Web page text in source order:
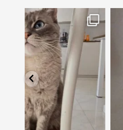
tata_sitter
Août 2